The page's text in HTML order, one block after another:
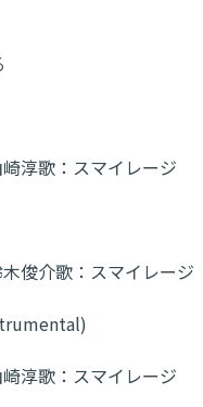
淳歌： スマイレージ
俊介歌： スマイレージ
淳歌： スマイレージ